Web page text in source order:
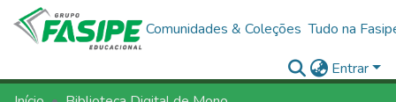
Comunidades & Coleções Tudo na
Entrar